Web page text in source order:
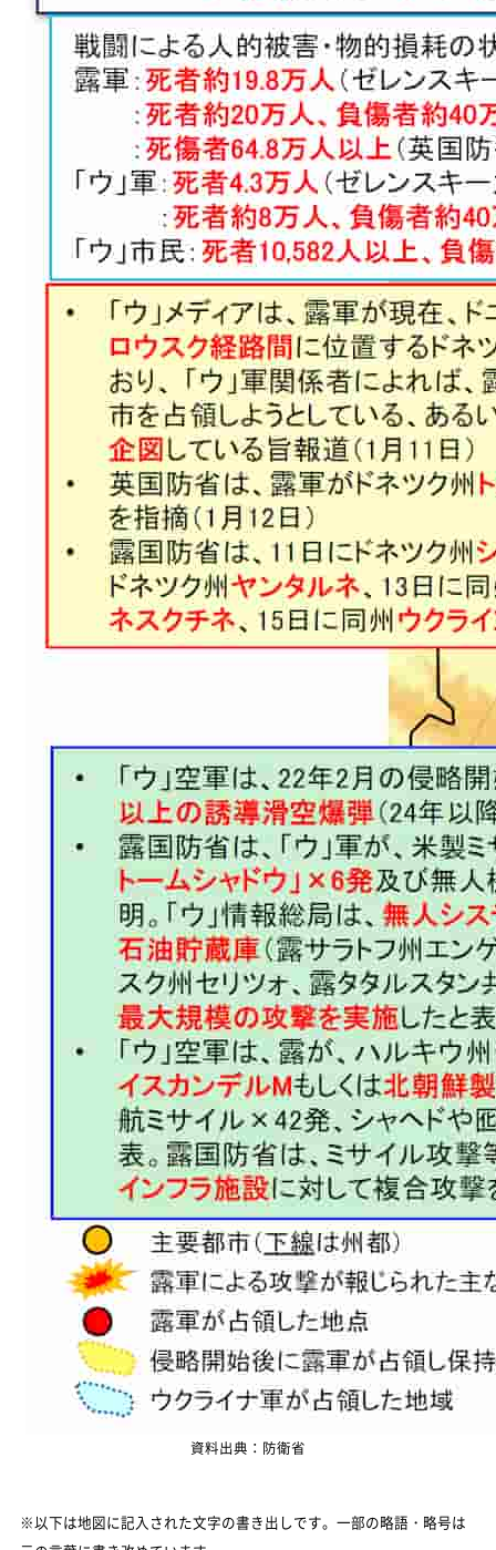
資料出典：防衛省
※以下は地図に記入された文字の書き出しです。一部の略語・略号は